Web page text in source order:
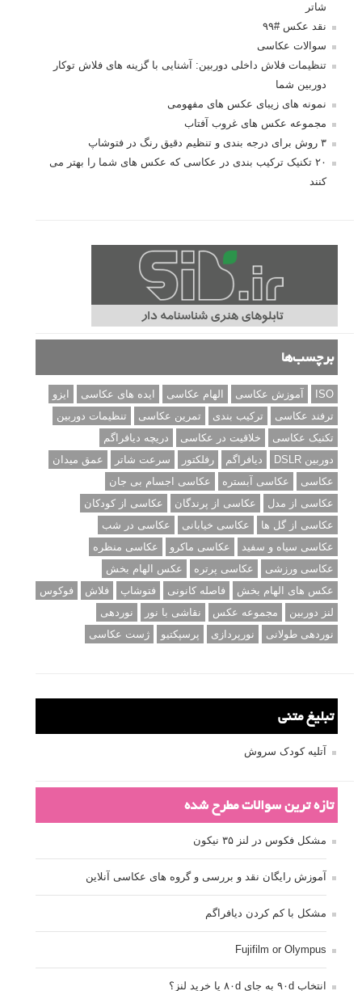
شاتر
نقد عکس #۹۹
سوالات عکاسی
تنظیمات فلاش داخلی دوربین: آشنایی با گزینه های فلاش توکار
دوربین شما
نمونه های زیبای عکس های مفهومی
مجموعه عکس های غروب آفتاب
۳ روش برای درجه بندی و تنظیم دقیق رنگ در فتوشاپ
۲۰ تکنیک ترکیب بندی در عکاسی که عکس های شما را بهتر می
کنند
برچسب‌ها
ISO آموزش عکاسی الهام عکاسی ایده های عکاسی
ایزو
ترفند عکاسی
ترکیب بندی تمرین عکاسی
تنظیمات دوربین
تکنیک عکاسی
خلاقیت در عکاسی
دریچه دیافراگم
دوربین DSLR
دیافراگم رفلکتور سرعت شاتر
عمق میدان
عکاسی
عکاسی آبستره
عکاسی اجسام بی جان
عکاسی از مدل
عکاسی از پرندگان
عکاسی از کودکان
عکاسی از گل ها
عکاسی خیابانی
عکاسی در شب
عکاسی سیاه و سفید
عکاسی ماکرو
عکاسی منظره
عکاسی ورزشی
عکاسی پرتره
عکس الهام بخش
عکس های الهام بخش
فاصله کانونی فتوشاپ فلاش
فوکوس
لنز دوربین
مجموعه عکس نقاشی با نور
نوردهی
نوردهی طولانی
نورپردازی پرسپکتیو ژست عکاسی
تبلیغ متنی
آتلیه کودک سروش
تازه ترین سوالات مطرح شده
مشکل فکوس در لنز ۳۵ نیکون
آموزش رایگان نقد و بررسی و گروه های عکاسی آنلاین
مشکل با کم کردن دیافراگم
Fujifilm or Olympus
انتخاب ۹۰d به جای ۸۰d یا خرید لنز؟